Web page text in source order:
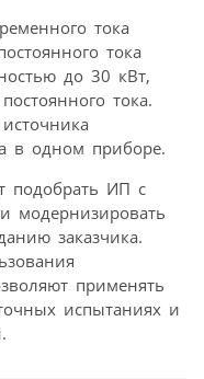
тока
тока
до 30 кВт,
тока.
в одном приборе.
подобрать ИП с
модернизировать
заказчика.
применять
испытаниях и